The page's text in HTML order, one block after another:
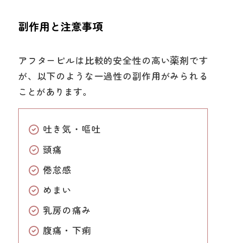
副作用と注意事項
アフターピルは比較的安全性の高い薬剤です
が、以下のような一過性の副作用がみられる
ことがあります。
吐き気・嘔吐
頭痛
倦怠感
めまい
乳房の痛み
腹痛・下痢